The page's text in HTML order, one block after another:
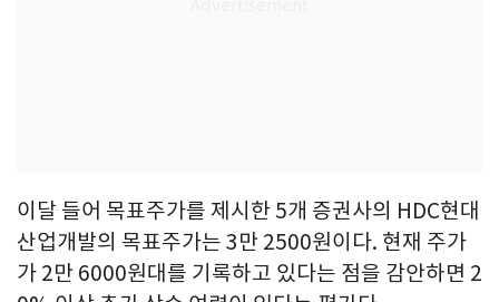
이달 들어 목표주가를 제시한 5개 증권사의 HDC현대
산업개발의 목표주가는 3만 2500원이다. 현재 주가
가 2만 6000원대를 기록하고 있다는 점을 감안하면 2